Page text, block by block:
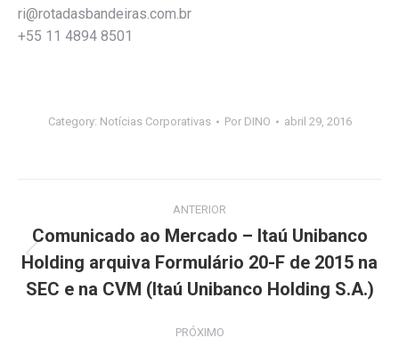
ri@rotadasbandeiras.com.br
+55 11 4894 8501
Category: Notícias Corporativas Por DINO abril 29, 2016
de
post:
ANTERIOR
Post
anterior:
Comunicado ao Mercado – Itaú Unibanco
Holding arquiva Formulário 20-F de 2015 na
SEC e na CVM (Itaú Unibanco Holding S.A.)
PRÓXIMO